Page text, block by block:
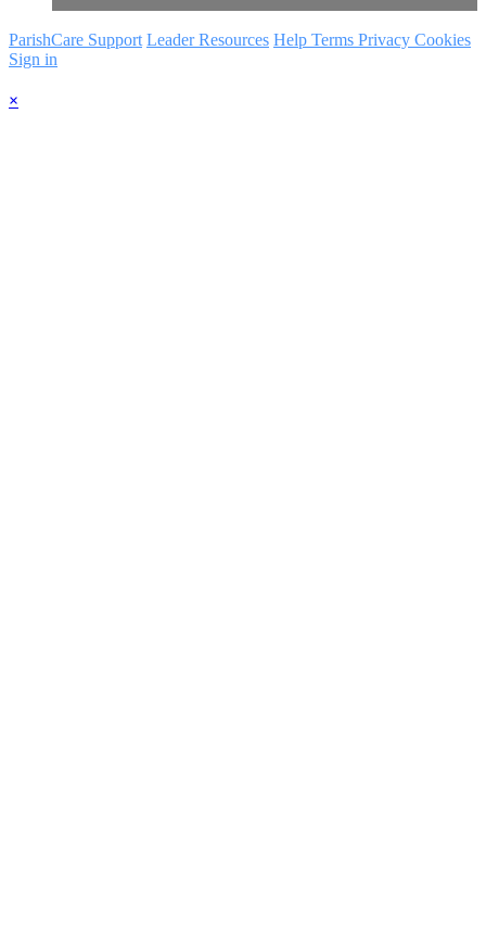
ParishCare Support Leader Resources Help Terms Privacy Cookies
Sign in
×